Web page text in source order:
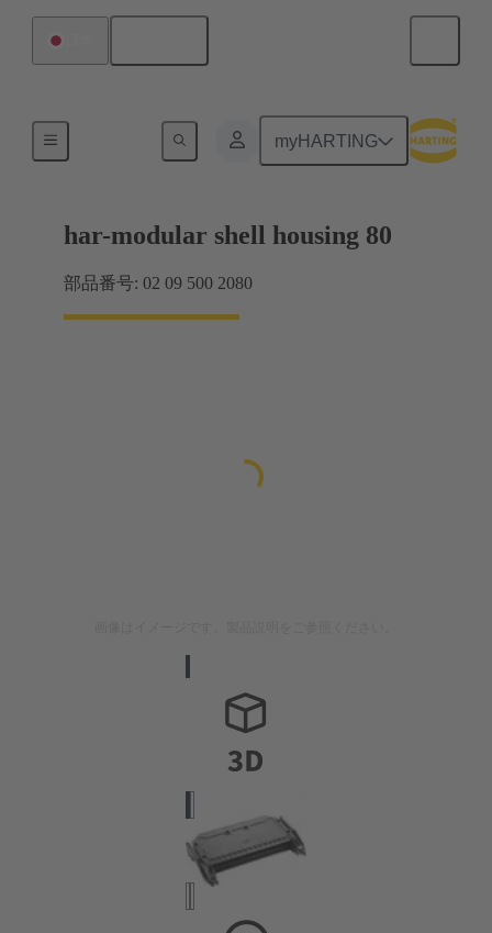
myHARTING
har-modular shell housing 80
部品番号: 02 09 500 2080